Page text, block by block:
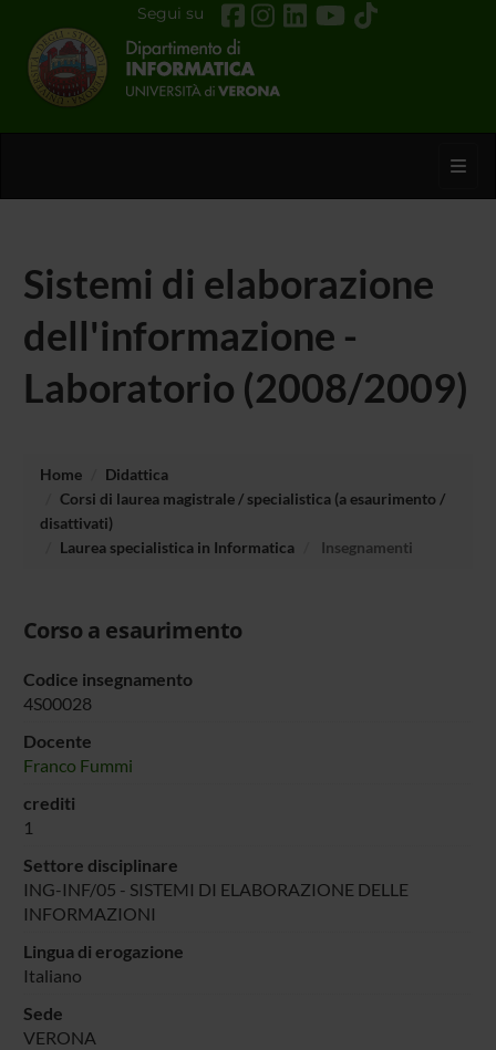
Segui su
Sistemi di elaborazione
dell'informazione -
Laboratorio (2008/2009)
Home
Didattica
Corsi di laurea magistrale / specialistica (a esaurimento /
disattivati)
Laurea specialistica in Informatica
Insegnamenti
Corso a esaurimento
Codice insegnamento
4S00028
Docente
Franco Fummi
crediti
1
Settore disciplinare
ING-INF/05 - SISTEMI DI ELABORAZIONE DELLE
INFORMAZIONI
Lingua di erogazione
Italiano
Sede
VERONA